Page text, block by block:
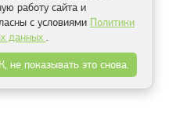
работу сайта и
с условиями Политики
данных .
не показывать это снова.